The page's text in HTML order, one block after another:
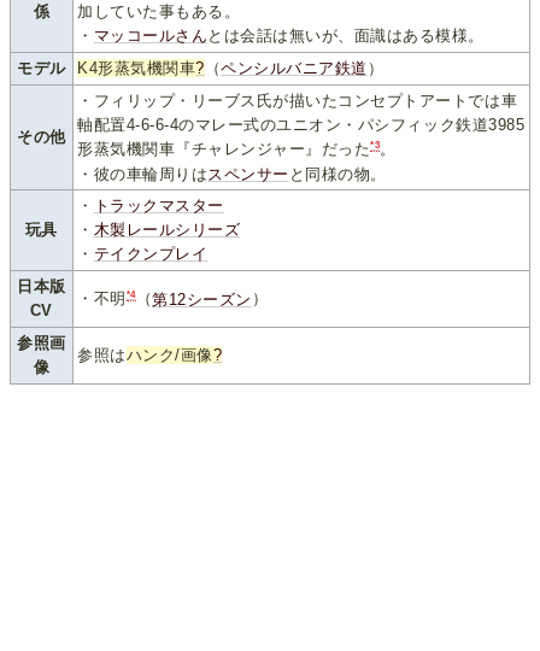
係
加していた事もある。
・ マッコールさん とは会話は無いが、面識はある模様。
モデル
K4形蒸気機関車? （ペンシルバニア鉄道 ）
その他
・フィリップ・リーブス氏が描いたコンセプトアートでは車
軸配置4-6-6-4のマレー式のユニオン・パシフィック鉄道3985
形蒸気機関車『チャレンジャー』だった*3。
・彼の車輪周りは スペンサー と同様の物。
玩具
・
トラックマスター
・ 木製レールシリーズ
・ テイクンプレイ
日本版
CV
・不明 *4（第12シーズン ）
参照画
像
参照はハンク/画像?